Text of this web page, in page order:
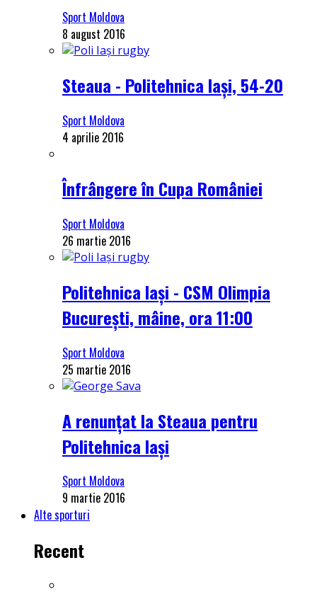
Sport Moldova
8 august 2016
Steaua - Politehnica Iași, 54-20
Sport Moldova
4 aprilie 2016
Înfrângere în Cupa României
Sport Moldova
26 martie 2016
Politehnica Iași - CSM Olimpia
București, mâine, ora 11:00
Sport Moldova
25 martie 2016
A renunțat la Steaua pentru
Politehnica Iași
Sport Moldova
9 martie 2016
Alte sporturi
Recent